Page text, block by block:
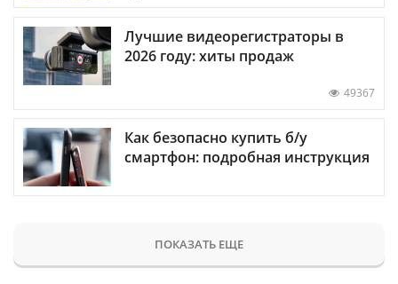
Лучшие видеорегистраторы в
2026 году: хиты продаж
49367
Как безопасно купить б/у
смартфон: подробная инструкция
ПОКАЗАТЬ ЕЩЕ